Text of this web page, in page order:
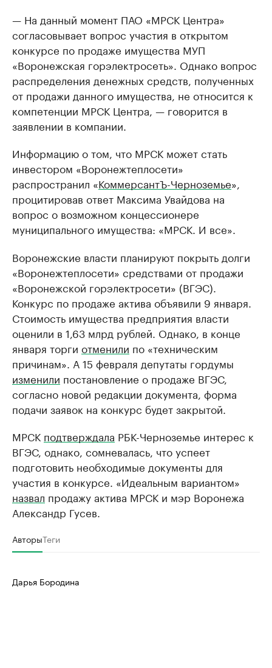
— На данный момент ПАО «МРСК Центра»
согласовывает вопрос участия в открытом
конкурсе по продаже имущества МУП
«Воронежская горэлектросеть». Однако вопрос
распределения денежных средств, полученных
от продажи данного имущества, не относится к
компетенции МРСК Центра, — говорится в
заявлении в компании.
Информацию о том, что МРСК может стать
инвестором «Воронежтеплосети»
распространил «КоммерсантЪ-Черноземье»,
процитировав ответ Максима Увайдова на
вопрос о возможном концессионере
муниципального имущества: «МРСК. И все».
Воронежские власти планируют покрыть долги
«Воронежтеплосети» средствами от продажи
«Воронежской горэлектросети» (ВГЭС).
Конкурс по продаже актива объявили 9 января.
Стоимость имущества предприятия власти
оценили в 1,63 млрд рублей. Однако, в конце
января торги отменили по «техническим
причинам». А 15 февраля депутаты гордумы
изменили постановление о продаже ВГЭС,
согласно новой редакции документа, форма
подачи заявок на конкурс будет закрытой.
МРСК подтверждала РБК-Черноземье интерес к
ВГЭС, однако, сомневалась, что успеет
подготовить необходимые документы для
участия в конкурсе. «Идеальным вариантом»
назвал продажу актива МРСК и мэр Воронежа
Александр Гусев.
АвторыТеги
Дарья Бородина